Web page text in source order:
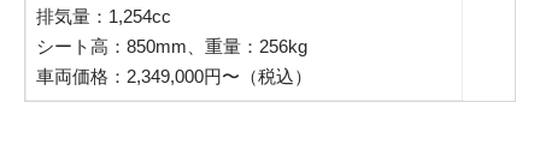
排気量：1,254cc
シート高：850mm、重量：256kg
車両価格：2,349,000円〜（税込）